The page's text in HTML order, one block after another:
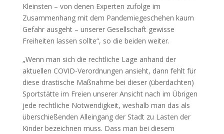
Kleinsten – von denen Experten zufolge im
Zusammenhang mit dem Pandemiegeschehen kaum
Gefahr ausgeht – unserer Gesellschaft gewisse
Freiheiten lassen sollte“, so die beiden weiter.
„Wenn man sich die rechtliche Lage anhand der
aktuellen COVID-Verordnungen ansieht, dann fehlt für
diese drastische Maßnahme bei dieser (überdachten)
Sportstätte im Freien unserer Ansicht nach im Übrigen
jede rechtliche Notwendigkeit, weshalb man das als
überschießenden Alleingang der Stadt zu Lasten der
Kinder bezeichnen muss. Dass man bei diesem